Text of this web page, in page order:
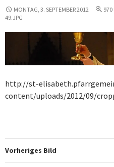
MONTAG, 3. SEPTEMBER 2012 970
49.JPG
http://st-
content/uploads/2012/09/
Vorheriges Bild